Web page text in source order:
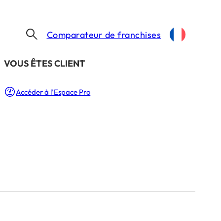
​VOUS ÊTES CLIENT
Accéder à l’Espace Pro
Comparateur de franchises